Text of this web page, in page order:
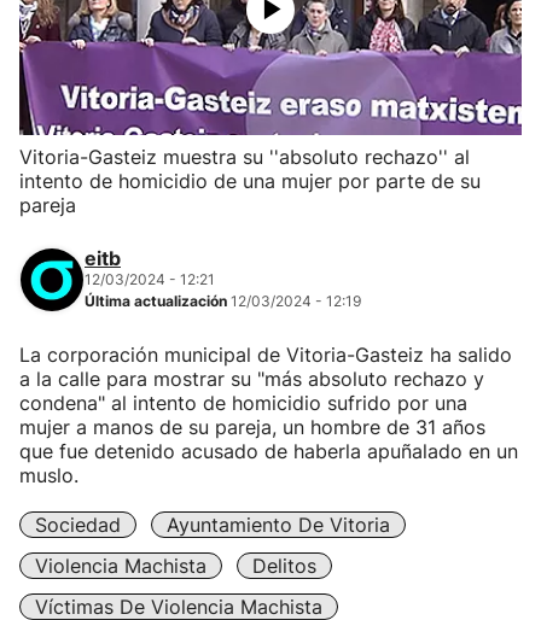
Vitoria-Gasteiz muestra su ''absoluto rechazo'' al
intento de homicidio de una mujer por parte de su
pareja
eitb
12/03/2024 - 12:21
Última actualización 12/03/2024 - 12:19
La corporación municipal de Vitoria-Gasteiz ha salido
a la calle para mostrar su "más absoluto rechazo y
condena" al intento de homicidio sufrido por una
mujer a manos de su pareja, un hombre de 31 años
que fue detenido acusado de haberla apuñalado en un
muslo.
Sociedad
Ayuntamiento De Vitoria
Violencia Machista
Delitos
Víctimas De Violencia Machista